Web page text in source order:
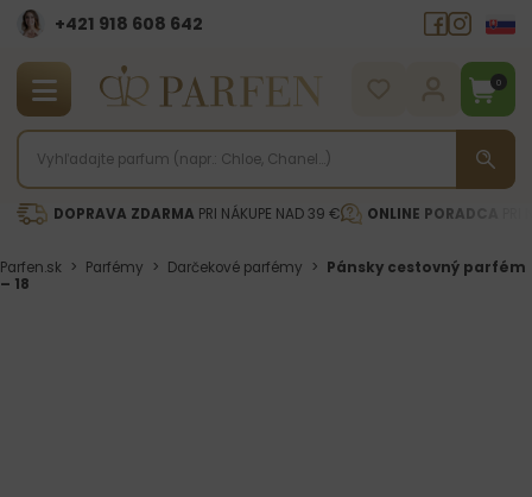
+421 918 608 642‬
0
DOPRAVA ZDARMA PRI NÁKUPE NAD 39 € ONLINE PORADCA
Parfen.sk > Parfémy > Darčekové parfémy > Pánsky cestovný parfém
– 18